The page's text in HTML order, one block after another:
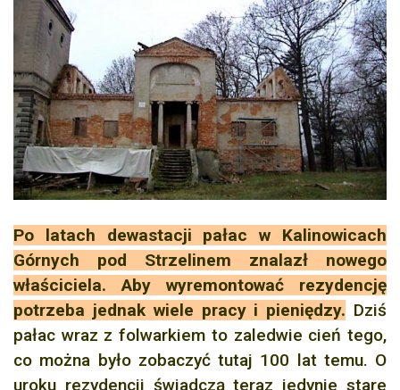
Po latach dewastacji pałac w Kalinowicach
Górnych pod Strzelinem znalazł nowego
właściciela. Aby wyremontować rezydencję
potrzeba jednak wiele pracy i pieniędzy. Dziś
pałac wraz z folwarkiem to zaledwie cień tego,
co można było zobaczyć tutaj 100 lat temu. O
uroku rezydencji świadczą teraz jedynie stare